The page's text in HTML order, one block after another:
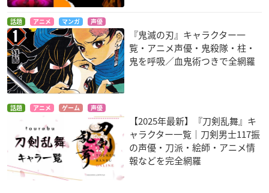
話題 アニメ マンガ 声優
『鬼滅の刃』キャラクター一
覧・アニメ声優・鬼殺隊・柱・
鬼を呼吸／血鬼術つきで全網羅
話題 アニメ ゲーム 声優
【2025年最新】『刀剣乱舞』キ
ャラクター一覧｜刀剣男士117振
の声優・刀派・絵師・アニメ情
報などを完全網羅